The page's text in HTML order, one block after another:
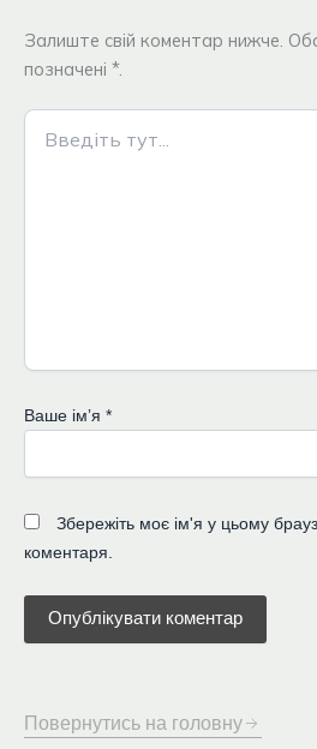
Залиште свій коментар нижче.
позначені *.
Введіть
тут...
Ваше імʼя *
Збережіть моє ім'я у цьому
коментаря.
Повернутись на головну